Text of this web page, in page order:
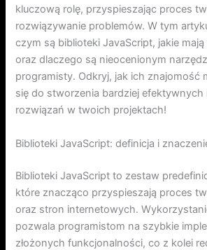
kluczową rolę, przyspieszając proces
rozwiązywanie problemów. W tym
czym są biblioteki JavaScript, jakie
oraz dlaczego są nieocenionym
programisty. Odkryj, jak ich znajomość
się do stworzenia bardziej efektywnych
rozwiązań w twoich projektach!
Biblioteki JavaScript: definicja i
Biblioteki JavaScript to zestaw
które znacząco przyspieszają proces
oraz stron internetowych.
pozwala programistom na szybkie
złożonych funkcjonalności, co z kolei